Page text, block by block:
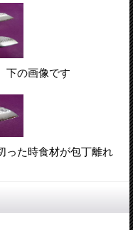
の画像です
った時食材が包丁離れ